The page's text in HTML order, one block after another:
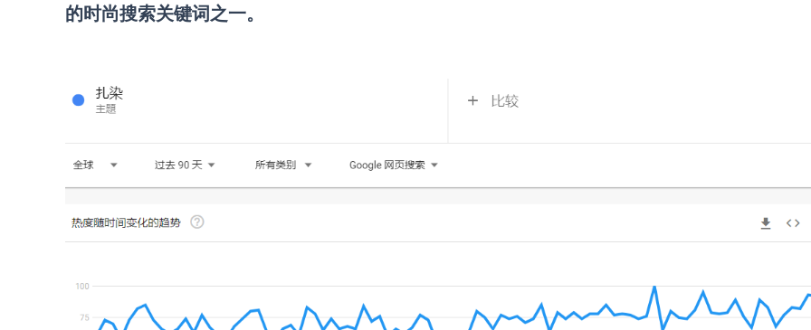
的时尚搜索关键词之一。